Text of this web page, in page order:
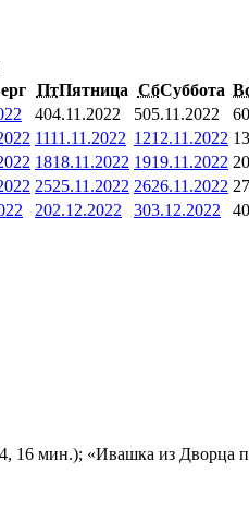
ПтПятница СбСуббота
404.11.2022 505.11.2022 6
1111.11.2022 1212.11.2022 13
1818.11.2022 1919.11.2022 20
2525.11.2022 2626.11.2022 27
202.12.2022 303.12.2022 4
мин.); «Ивашка из Дворца